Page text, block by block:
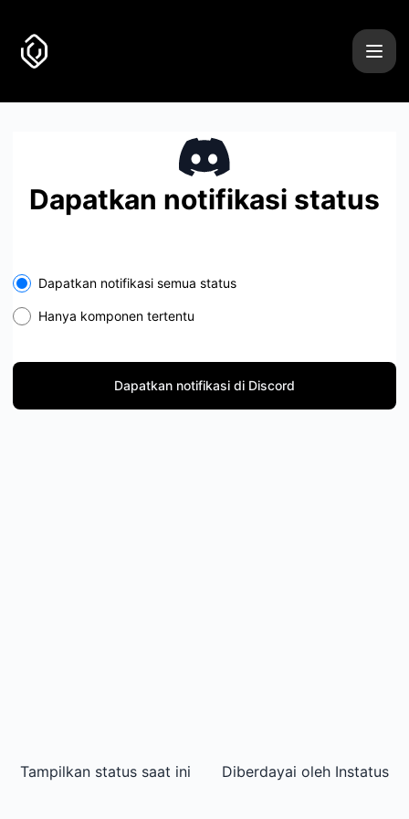
Dapatkan notifikasi status
Dapatkan notifikasi semua status
Hanya komponen tertentu
Dapatkan notifikasi di Discord
Tampilkan status saat ini Diberdayai oleh Instatus